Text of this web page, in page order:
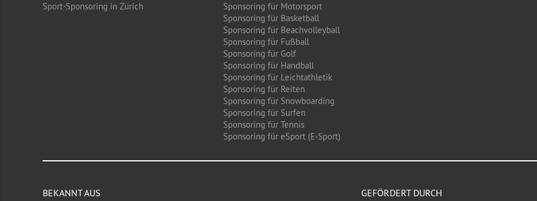
Sport-Sponsoring in Zürich
Sponsoring für Motorsport
Sponsoring für Basketball
Sponsoring für Beachvolleyball
Sponsoring für Fußball
Sponsoring für Golf
Sponsoring für Handball
Sponsoring für Leichtathletik
Sponsoring für Reiten
Sponsoring für Snowboarding
Sponsoring für Surfen
Sponsoring für Tennis
Sponsoring für eSport (E-Sport)
BEKANNT AUS GEFÖRDERT DURCH